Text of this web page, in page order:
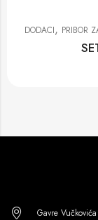
DODACI, PRIBOR
Gavre